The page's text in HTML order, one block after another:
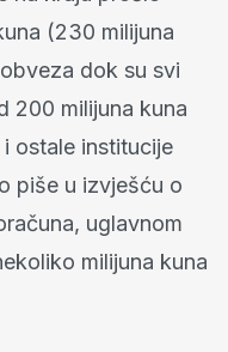
(230 milijuna
dok su svi
200 milijuna kuna
ostale institucije
piše u izvješću o
uglavnom
milijuna kuna